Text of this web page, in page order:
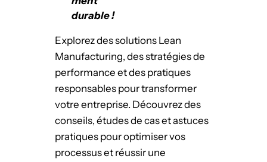
durable !
Explorez des solutions Lean
Manufacturing, des stratégies de
performance et des pratiques
responsables pour transformer
votre entreprise. Découvrez des
conseils, études de cas et astuces
pratiques pour optimiser vos
processus et réussir une